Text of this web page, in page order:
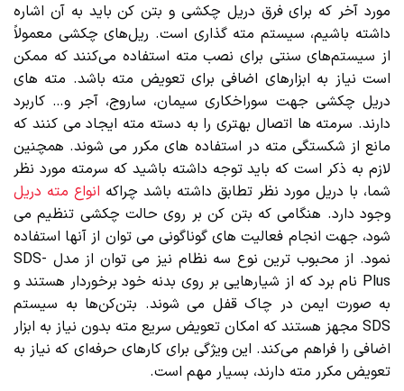
مورد آخر که برای فرق دریل چکشی و بتن کن باید به آن اشاره
داشته باشیم، سیستم مته گذاری است. ریل‌های چکشی معمولاً
از سیستم‌های سنتی برای نصب مته استفاده می‌کنند که ممکن
است نیاز به ابزارهای اضافی برای تعویض مته باشد. مته های
دریل چکشی جهت سوراخکاری سیمان، ساروج، آجر و… کاربرد
دارند. سرمته ها اتصال بهتری را به دسته مته ایجاد می کنند که
مانع از شکستگی مته در استفاده های مکرر می شوند. همچنین
لازم به ذکر است که باید توجه داشته باشید که سرمته مورد نظر
شما، با دریل مورد نظر تطابق داشته باشد چراکه انواع مته دریل
وجود دارد. هنگامی که بتن کن بر روی حالت چکشی تنظیم می
شود، جهت انجام فعالیت های گوناگونی می توان از آنها استفاده
نمود. از محبوب ترین نوع سه نظام نیز می توان از مدل SDS-
Plus نام برد که از شیارهایی بر روی بدنه خود برخوردار هستند و
به صورت ایمن در چاک قفل می شوند. بتن‌کن‌ها به سیستم
SDS مجهز هستند که امکان تعویض سریع مته بدون نیاز به ابزار
اضافی را فراهم می‌کند. این ویژگی برای کارهای حرفه‌ای که نیاز به
تعویض مکرر مته دارند، بسیار مهم است.